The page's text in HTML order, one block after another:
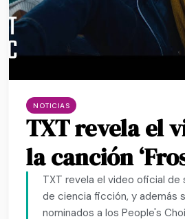
NOTICIAS
TXT revela el
la canción
TXT revela el video oficial
de ciencia ficción, y además
nominados a los People's